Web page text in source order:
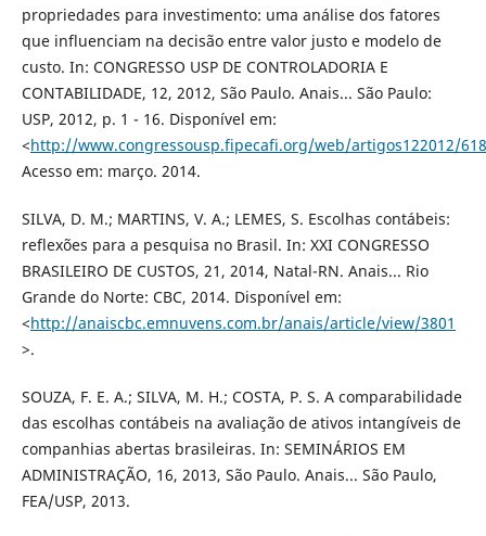
propriedades para investimento: uma análise dos fatores
que influenciam na decisão entre valor justo e modelo de
custo. In: CONGRESSO USP DE CONTROLADORIA E
CONTABILIDADE, 12, 2012, São Paulo. Anais... São Paulo:
USP, 2012, p. 1 - 16. Disponível em:
<http://www.congressousp.fipecafi.org/web/artigos122012/
Acesso em: março. 2014.
SILVA, D. M.; MARTINS, V. A.; LEMES, S. Escolhas contábeis:
reflexões para a pesquisa no Brasil. In: XXI CONGRESSO
BRASILEIRO DE CUSTOS, 21, 2014, Natal-RN. Anais... Rio
Grande do Norte: CBC, 2014. Disponível em:
<http://anaiscbc.emnuvens.com.br/anais/article/view/3801
>.
SOUZA, F. E. A.; SILVA, M. H.; COSTA, P. S. A comparabilidade
das escolhas contábeis na avaliação de ativos intangíveis de
companhias abertas brasileiras. In: SEMINÁRIOS EM
ADMINISTRAÇÃO, 16, 2013, São Paulo. Anais... São Paulo,
FEA/USP, 2013.